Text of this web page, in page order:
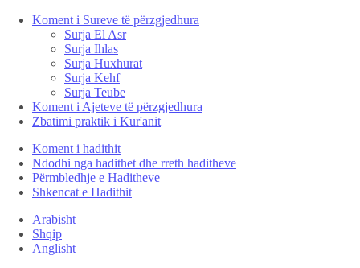
Koment i Sureve të përzgjedhura
Surja El Asr
Surja Ihlas
Surja Huxhurat
Surja Kehf
Surja Teube
Koment i Ajeteve të përzgjedhura
Zbatimi praktik i Kur'anit
Koment i hadithit
Ndodhi nga hadithet dhe rreth haditheve
Përmbledhje e Haditheve
Shkencat e Hadithit
Arabisht
Shqip
Anglisht